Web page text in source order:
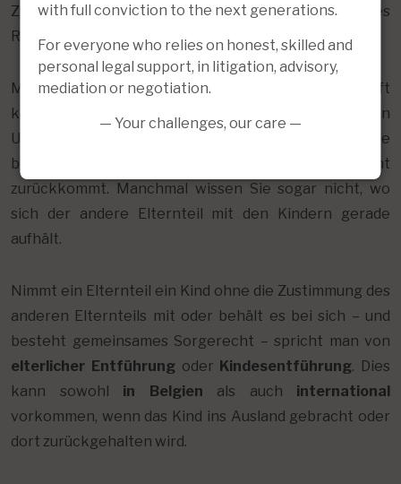
Zustimmung des anderen Elternteils oder die eines
Richters.
Manchmal ist die Situation jedoch nicht so einfach. Oft
kommt es vor, dass ein Elternteil mit den Kindern in den
Urlaub fährt und nicht zurückkehrt. Oder Sie
befürchten, dass der andere Elternteil nicht
zurückkommt. Manchmal wissen Sie sogar nicht, wo
sich der andere Elternteil mit den Kindern gerade
aufhält.
Nimmt ein Elternteil ein Kind ohne die Zustimmung des
anderen Elternteils mit oder behält es bei sich – und
besteht gemeinsames Sorgerecht – spricht man von
elterlicher Entführungoder Kindesentführung. Dies
kann sowohl in Belgien als auch international
vorkommen, wenn das Kind ins Ausland gebracht oder
dort zurückgehalten wird.
with full conviction to the next generations.
For everyone who relies on honest, skilled and
personal legal support, in litigation, advisory,
mediation or negotiation.
— Your challenges, our care —